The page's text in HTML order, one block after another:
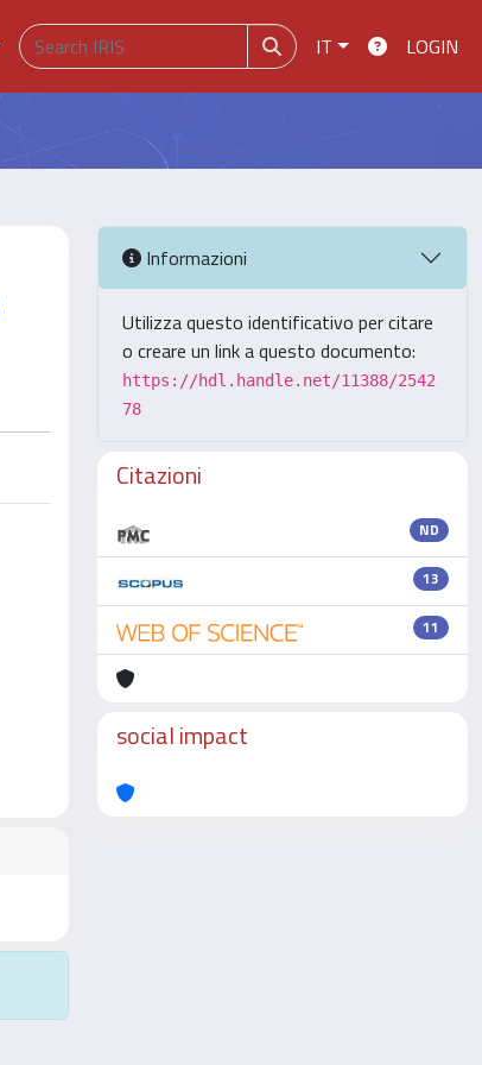
IT LOGIN
Informazioni
Utilizza questo identificativo per citare
o creare un link a questo documento:
https://hdl.handle.net/11388/2542
78
Citazioni
ND
13
11
social impact